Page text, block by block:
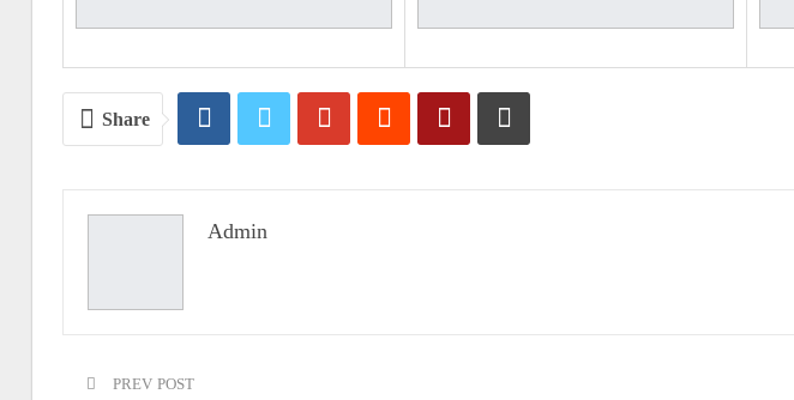
Share
Admin
PREV POST